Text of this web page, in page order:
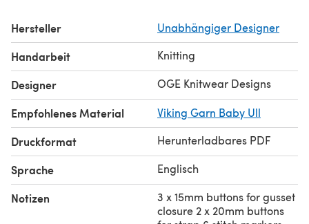
Hersteller Unabhängiger Designer
Handarbeit Knitting
Designer OGE Knitwear Designs
Empfohlenes Material Viking Garn Baby Ull
Druckformat Herunterladbares PDF
Sprache Englisch
Notizen
3 x 15mm buttons for gusset
closure 2 x 20mm buttons